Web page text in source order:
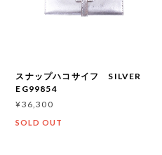
スナップハコサイフ SILVER
EG99854
¥36,300
SOLD OUT